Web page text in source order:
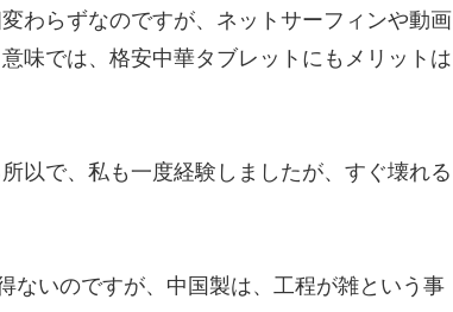
わらずなのですが、ネットサーフィンや動画
味では、格安中華タブレットにもメリットは
以で、私も一度経験しましたが、すぐ壊れる
ないのですが、中国製は、工程が雑という事